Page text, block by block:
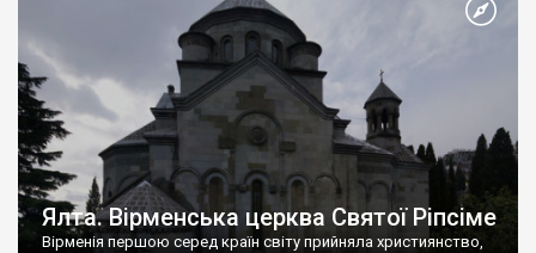
А потім було Хрещення Русі. На честь Херсонесу Таврійського
Ялта. Вірменська церква Святої Ріпсіме
Вірменія першою серед країн світу прийняла християнство,